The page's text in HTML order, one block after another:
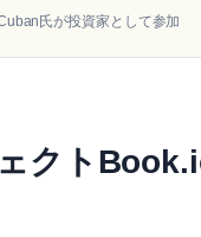
氏が投資家として参加
クト